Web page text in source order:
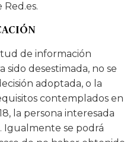
de información
sido desestimada, no se
adoptada, o la
contemplados en
la persona interesada
Igualmente se podrá